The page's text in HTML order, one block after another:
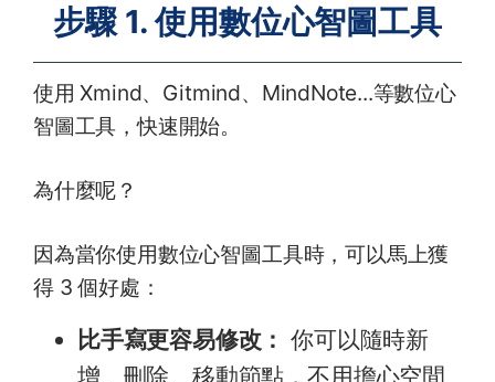
步驟 1. 使用數位心智圖工具
使用 Xmind、Gitmind、MindNote...等數位心
智圖工具，快速開始。
為什麼呢？
因為當你使用數位心智圖工具時，可以馬上獲
得 3 個好處：
比手寫更容易修改： 你可以隨時新
增、刪除、移動節點，不用擔心空間